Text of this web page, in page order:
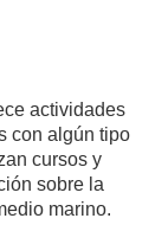
actividades
con algún tipo
cursos y
sobre la
marino.